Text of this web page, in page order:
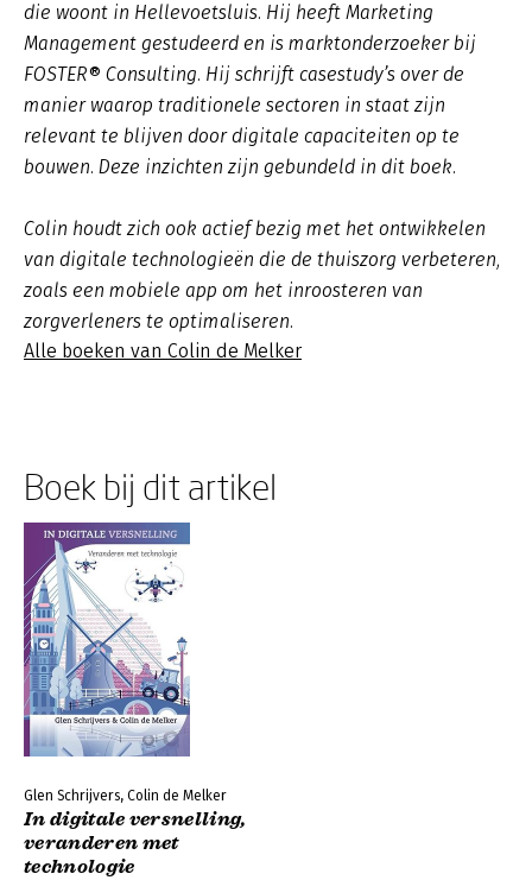
die woont in Hellevoetsluis. Hij heeft Marketing
Management gestudeerd en is marktonderzoeker bij
FOSTER® Consulting. Hij schrijft casestudy’s over de
manier waarop traditionele sectoren in staat zijn
relevant te blijven door digitale capaciteiten op te
bouwen. Deze inzichten zijn gebundeld in dit boek.
Colin houdt zich ook actief bezig met het ontwikkelen
van digitale technologieën die de thuiszorg verbeteren,
zoals een mobiele app om het inroosteren van
zorgverleners te optimaliseren.
Alle boeken van Colin de Melker
Boek bij dit artikel
Glen Schrijvers, Colin de Melker
In digitale versnelling,
veranderen met
technologie